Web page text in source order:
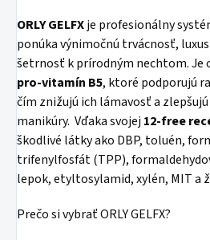
ORLY GELFXje profesionálny
ponúka výnimočnú trvácnosť,
šetrnosť k prírodným nechtom. Je
pro-vitamín B5, ktoré podporujú
čím znižujú ich lámavosť a
manikúry. Vďaka svojej 12-free
škodlivé látky ako DBP, toluén,
trifenylfosfát (TPP),
lepok, etyltosylamid, xylén, MIT a
Prečo si vybrať ORLY GELFX?